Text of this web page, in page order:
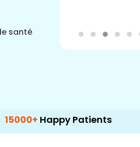
santé
Happy Patients 100+